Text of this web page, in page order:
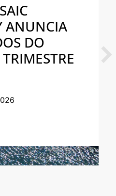
ANUNCIA
DO